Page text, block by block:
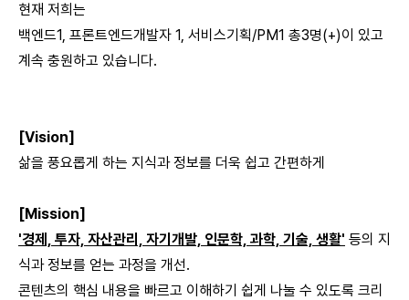
현재 저희는
백엔드1, 프론트엔드개발자 1, 서비스기획/PM1 총3명(+)이 있고
계속 충원하고 있습니다.
[Vision]
삶을 풍요롭게 하는 지식과 정보를 더욱 쉽고 간편하게
[Mission]
'경제, 투자, 자산관리, 자기개발, 인문학, 과학, 기술, 생활' 등의 지
식과 정보를 얻는 과정을 개선.
콘텐츠의 핵심 내용을 빠르고 이해하기 쉽게 나눌 수 있도록 크리